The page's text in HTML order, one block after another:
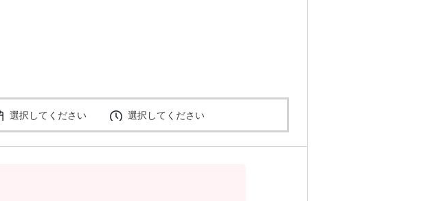
選択してください 選択してください